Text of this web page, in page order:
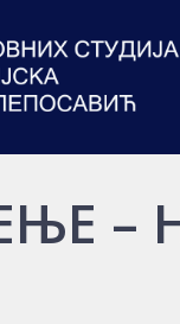
–